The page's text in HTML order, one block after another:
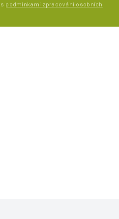
podmínkami zpracování osobních